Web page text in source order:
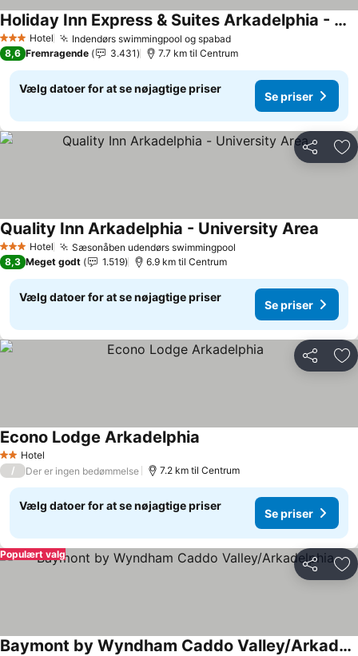
3 StjernerHotel Indendørs swimmingpool og spabadSe priser
Holiday Inn Express & Suites Arkadelphia - Caddo Valley By Ihg
Se priser
8,6 Fremragende 3.431 7.7 km til Centrum
Vælg datoer for at se nøjagtige priser
Se priser
Del
3 StjernerHotel Sæsonåben udendørs swimmingpool
Quality Inn Arkadelphia - University Area
8,3 Meget godt 1.519 6.9 km til Centrum
Vælg datoer for at se nøjagtige priser
Se priser
Del
2 Stjerner
Hotel
Econo Lodge Arkadelphia
/ Der er ingen bedømmelse 7.2 km til Centrum
Vælg datoer for at se nøjagtige priser
Se priser
Del
Populært valg
Baymont by Wyndham Caddo Valley/Arkadelphia